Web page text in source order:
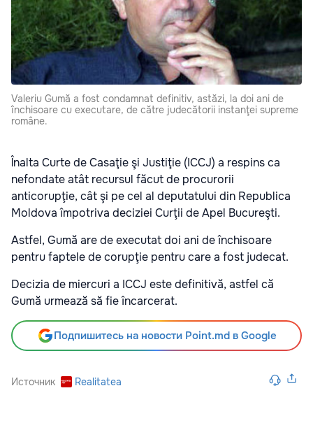
Valeriu Gumă a fost condamnat definitiv, astăzi, la doi ani de
închisoare cu executare, de către judecătorii instanţei supreme
române.
Înalta Curte de Casaţie şi Justiţie (ICCJ) a respins ca
nefondate atât recursul făcut de procurorii
anticorupţie, cât şi pe cel al deputatului din Republica
Moldova împotriva deciziei Curţii de Apel Bucureşti.
Astfel, Gumă are de executat doi ani de închisoare
pentru faptele de corupţie pentru care a fost judecat.
Decizia de miercuri a ICCJ este definitivă, astfel că
Gumă urmează să fie încarcerat.
Подпишитесь на новости Point.md в Google
Источник Realitatea